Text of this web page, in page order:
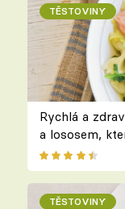
TĚSTOVINY
Rychlá a
a lososem,
TĚSTOVINY